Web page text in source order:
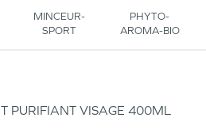
MINCEUR-
SPORT
PHYTO-
AROMA-BIO
PURIFIANT VISAGE 400ML